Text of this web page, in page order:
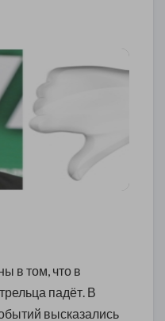
в том, что в
падёт. В
высказались